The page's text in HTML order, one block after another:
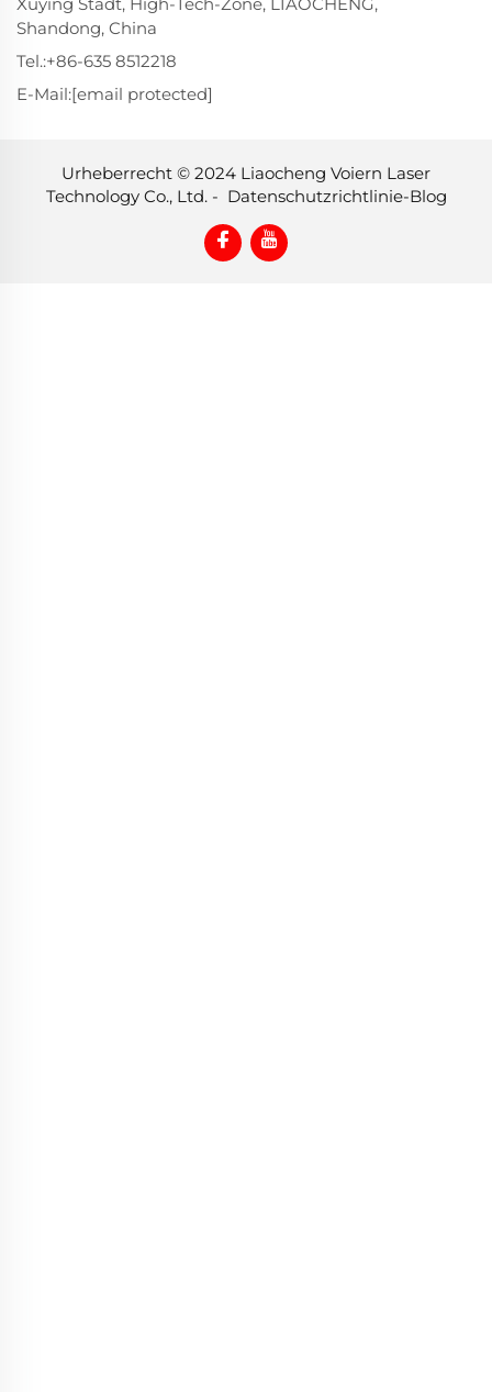
Shandong, China
Tel.:+86-635 8512218
E-Mail:[email protected]
Urheberrecht © 2024 Liaocheng Voiern Laser
Technology Co., Ltd. - Datenschutzrichtlinie-Blog